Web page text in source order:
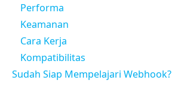
Performa
Keamanan
Cara Kerja
Kompatibilitas
Sudah Siap Mempelajari Webhook?